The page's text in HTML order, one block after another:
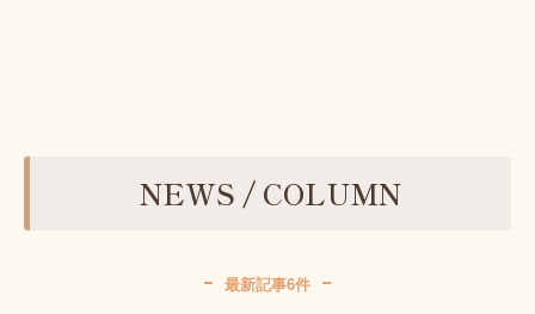
NEWS / COLUMN
最新記事6件